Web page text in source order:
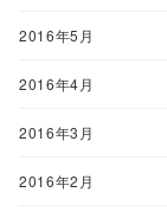
2016年5月
2016年4月
2016年3月
2016年2月